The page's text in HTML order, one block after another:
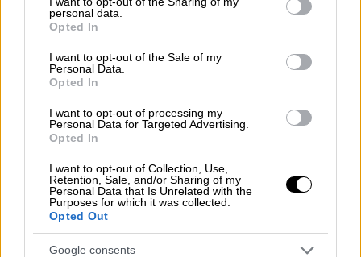
grant or deny consent to Google and its third-party tags to
use your data for below specified purposes in below Google
consent section.
personal data.
Opted In
I want to opt-out of the Sale of my
Personal Data.
Opted In
I want to opt-out of processing my
Personal Data for Targeted Advertising.
Opted In
I want to opt-out of Collection, Use,
Retention, Sale, and/or Sharing of my
Personal Data that Is Unrelated with the
Purposes for which it was collected.
Opted Out
Google consents
μόλις το Υπουργείο Μεταφορών καταθέσει
νέο Κ.Ο.Κ.
video